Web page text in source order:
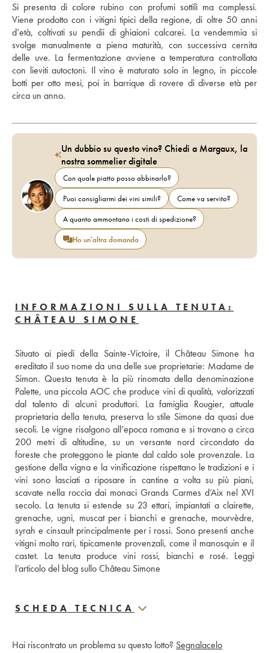
Si presenta di colore rubino con profumi sottili ma complessi.
Viene prodotto con i vitigni tipici della regione, di oltre 50 anni
d’età, coltivati su pendii di ghiaioni calcarei. La vendemmia si
svolge manualmente a piena maturità, con successiva cernita
delle uve. La fermentazione avviene a temperatura controllata
con lieviti autoctoni. Il vino è maturato solo in legno, in piccole
botti per otto mesi, poi in barrique di rovere di diverse età per
circa un anno.
Un dubbio su questo vino? Chiedi a Margaux, la
nostra sommelier digitale
Con quale piatto posso abbinarlo?
Puoi consigliarmi dei vini simili?
Come va servito?
A quanto ammontano i costi di spedizione?
Ho un'altra domanda
INFORMAZIONI SULLA TENUTA:
CHÂTEAU SIMONE
Situato ai piedi della Sainte-Victoire, il Château Simone ha
ereditato il suo nome da una delle sue proprietarie: Madame de
Simon. Questa tenuta è la più rinomata della denominazione
Palette, una piccola AOC che produce vini di qualità, valorizzati
dal talento di alcuni produttori. La famiglia Rougier, attuale
proprietaria della tenuta, preserva lo stile Simone da quasi due
secoli. Le vigne risalgono all’epoca romana e si trovano a circa
200 metri di altitudine, su un versante nord circondato da
foreste che proteggono le piante dal caldo sole provenzale. La
gestione della vigna e la vinificazione rispettano le tradizioni e i
vini sono lasciati a riposare in cantine a volta su più piani,
scavate nella roccia dai monaci Grands Carmes d’Aix nel XVI
secolo. La tenuta si estende su 23 ettari, impiantati a clairette,
grenache, ugni, muscat per i bianchi e grenache, mourvèdre,
syrah e cinsault principalmente per i rossi. Sono presenti anche
vitigni molto rari, tipicamente provenzali, come il manosquin e il
castet. La tenuta produce vini rossi, bianchi e rosé. Leggi
l’articolo del blog sullo Château Simone
SCHEDA TECNICA
Hai riscontrato un problema su questo lotto? Segnalacelo